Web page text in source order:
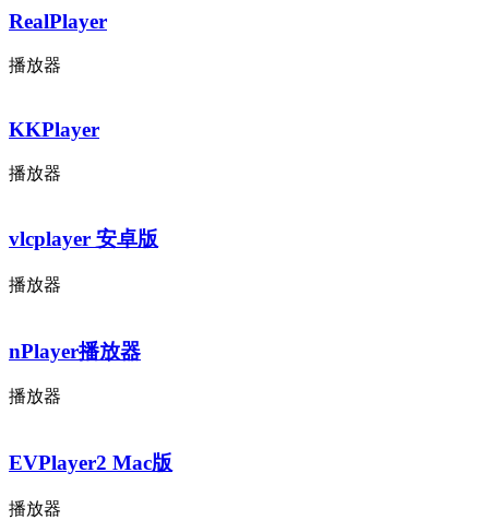
RealPlayer
播放器
KKPlayer
播放器
vlcplayer 安卓版
播放器
nPlayer播放器
播放器
EVPlayer2 Mac版
播放器